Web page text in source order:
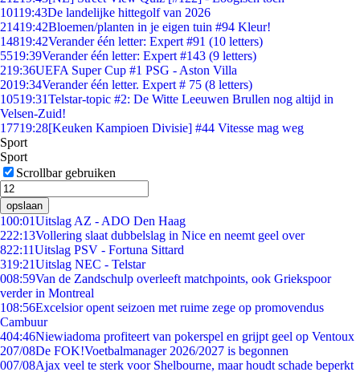
10119:43De landelijke hittegolf van 2026
21419:42Bloemen/planten in je eigen tuin #94 Kleur!
14819:42Verander één letter: Expert #91 (10 letters)
5519:39Verander één letter: Expert #143 (9 letters)
219:36UEFA Super Cup #1 PSG - Aston Villa
2019:34Verander één letter. Expert # 75 (8 letters)
10519:31Telstar-topic #2: De Witte Leeuwen Brullen nog altijd in
Velsen-Zuid!
17719:28[Keuken Kampioen Divisie] #44 Vitesse mag weg
Sport
Sport
Scrollbar gebruiken
opslaan
100:01Uitslag AZ - ADO Den Haag
222:13Vollering slaat dubbelslag in Nice en neemt geel over
822:11Uitslag PSV - Fortuna Sittard
319:21Uitslag NEC - Telstar
008:59Van de Zandschulp overleeft matchpoints, ook Griekspoor
verder in Montreal
108:56Excelsior opent seizoen met ruime zege op promovendus
Cambuur
404:46Niewiadoma profiteert van pokerspel en grijpt geel op Ventoux
207/08De FOK!Voetbalmanager 2026/2027 is begonnen
007/08Ajax veel te sterk voor Shelbourne, maar houdt schade beperkt